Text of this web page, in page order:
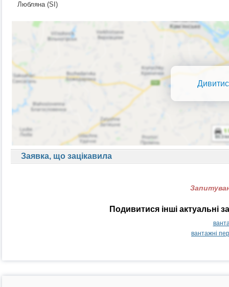
Любляна (SI)
Заявка, що зацікавила
Подивитися інші актуальні
вантажні